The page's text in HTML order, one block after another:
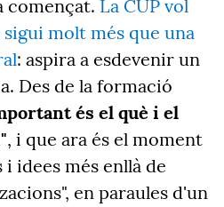
començat. La CUP vol
molt més que una
: aspira a esdevenir un
Des de la formació
és el què i el
, i que ara és el moment
idees més enllà de
en paraules d'un